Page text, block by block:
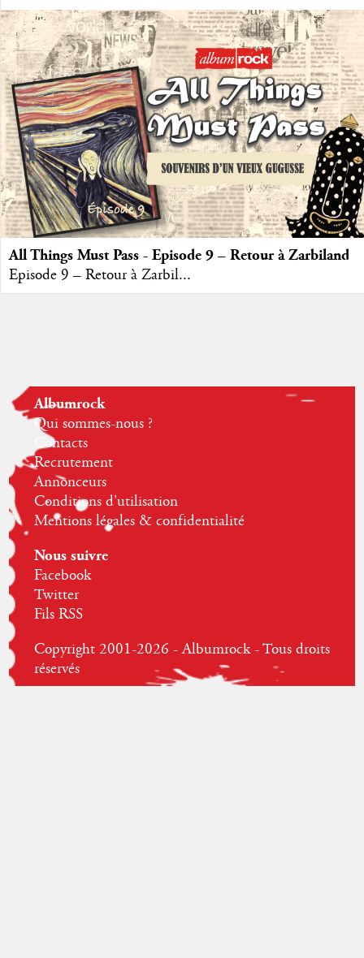
All Things Must Pass - Episode 9 – Retour à Zarbiland
Episode 9 – Retour à Zarbil...
Albumrock
Qui sommes-nous ?
Contacts
Recrutement
Annonceurs
Conditions d'utilisation
Mentions légales & confidentialité
Nous suivre
Facebook
Twitter
Fils RSS
Copyright 2001-2026 - Albumrock - Tous droits
réservés